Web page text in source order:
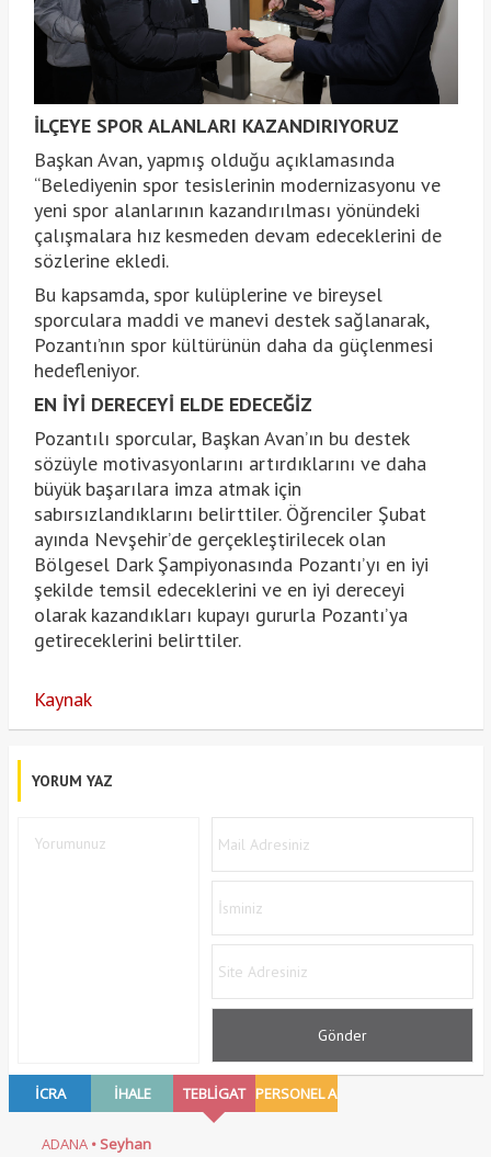
İLÇEYE SPOR ALANLARI KAZANDIRIYORUZ
Başkan Avan, yapmış olduğu açıklamasında
“Belediyenin spor tesislerinin modernizasyonu ve
yeni spor alanlarının kazandırılması yönündeki
çalışmalara hız kesmeden devam edeceklerini de
sözlerine ekledi.
Bu kapsamda, spor kulüplerine ve bireysel
sporculara maddi ve manevi destek sağlanarak,
Pozantı’nın spor kültürünün daha da güçlenmesi
hedefleniyor.
EN İYİ DERECEYİ ELDE EDECEĞİZ
Pozantılı sporcular, Başkan Avan’ın bu destek
sözüyle motivasyonlarını artırdıklarını ve daha
büyük başarılara imza atmak için
sabırsızlandıklarını belirttiler. Öğrenciler Şubat
ayında Nevşehir’de gerçekleştirilecek olan
Bölgesel Dark Şampiyonasında Pozantı’yı en iyi
şekilde temsil edeceklerini ve en iyi dereceyi
olarak kazandıkları kupayı gururla Pozantı’ya
getireceklerini belirttiler.
Kaynak
YORUM YAZ